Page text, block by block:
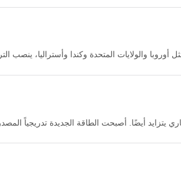
والولايات المتحدة وكندا وأستراليا، ينصب
يتزايد أيضًا. أصبحت الطاقة الجديدة تدريجياً